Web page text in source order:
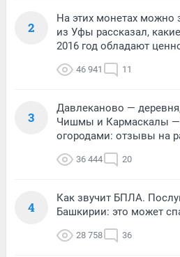
2
На этих монетах можно
из Уфы рассказал,
2016 год обладают
46 941 11
3
Давлеканово —
Чишмы и Кармаскалы —
огородами: отзывы на
36 444 20
4
Как звучит БПЛА.
Башкирии: это может
28 758 36